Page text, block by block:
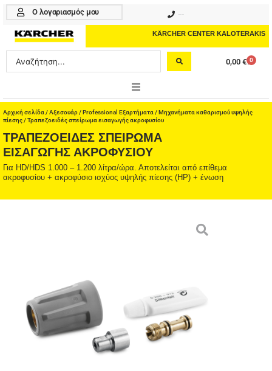
Μετάβαση
περιεχόμενο
Ο λογαριασμός μου
KÄRCHER CENTER KALOTERAKIS
Search
...
0,00 € 0
Cart
ONLINE SHOP
HOME & GARDEN
PROFESSIONAL
Αρχική σελίδα /Αξεσουάρ/Professional Εξαρτήματα /Μηχανήματα καθαρισμού υψηλής
πίεσης/ Τραπεζοειδές σπείρωμα εισαγωγής ακροφυσίου
ΤΡΑΠΕΖΟΕΙΔΈΣ ΣΠΕΊΡΩΜΑ
ΕΙΣΑΓΩΓΉΣ ΑΚΡΟΦΥΣΊΟΥ
Για HD/HDS 1.000 – 1.200 λίτρα/ώρα. Αποτελείται από επίθεμα
ακροφυσίου + ακροφύσιο ισχύος υψηλής πίεσης (HP) + ένωση